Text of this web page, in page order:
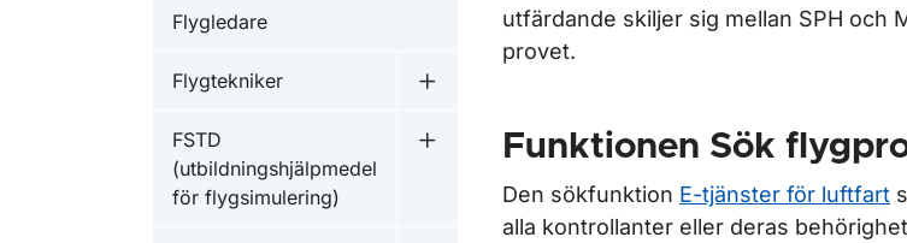
Flygledare
Flygtekniker
Undermeny för Flygtekniker
FSTD
(utbildningshjälpmedel
för flygsimulering)
Undermeny för FSTD (utbildningshjälpmedel för
utfärdande skiljer sig mellan SPH och
provet.
Funktionen Sök
Den sökfunktion E-tjänster för luftfart
alla kontrollanter eller deras